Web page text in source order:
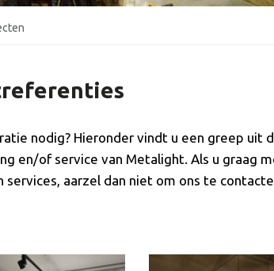
nodig? Hieronder vindt u een greep uit
en/of service van Metalight. Als u graag
services, aarzel dan niet om ons te